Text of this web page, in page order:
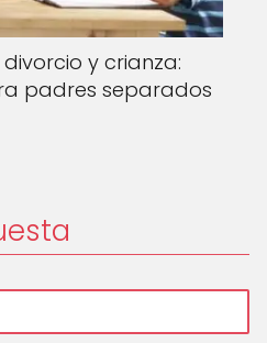
y crianza:
padres separados